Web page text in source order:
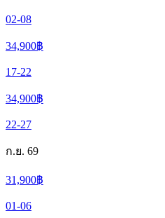
02-08
34,900฿
17-22
34,900฿
22-27
ก.ย. 69
31,900฿
01-06